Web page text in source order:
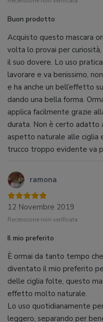
Buon prodotto
Acquisto questo mascara
volta lo provai per
il suo dovere. Lo uso
lavorare e va benissimo,
e ha anche un bell’effetto
dando una bella forma.
applica facilmente grazie
durata. Non è certo adatto
aspetto naturale alle ciglia
trucco troppo evidente va
ramona
12 Novembre 2019
Recensione non verificata
Il mio preferito
È ormai da tanto tempo
diventato il mio preferito
delle ciglia folte, questo
effetto molto naturale.
Lo uso quotidianamente
leggero, separando per